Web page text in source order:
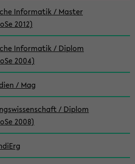
Informatik / Master
2012)
Informatik / Diplom
2004)
/ Mag
/ Diplom
2008)